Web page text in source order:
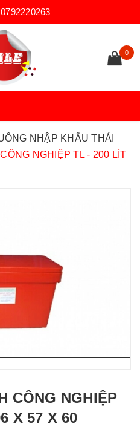
0792220263
0
NHẬP KHẨU THÁI
NGHIỆP TL - 200 LÍT
CÔNG NGHIỆP
X 57 X 60